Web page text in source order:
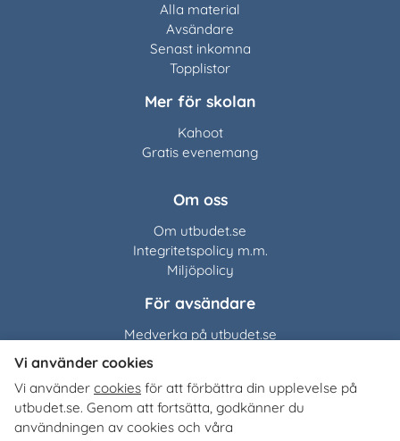
Alla material
Avsändare
Senast inkomna
Topplistor
Mer för skolan
Kahoot
Gratis evenemang
Om oss
Om utbudet.se
Integritetspolicy m.m.
Miljöpolicy
För avsändare
Medverka på utbudet.se
Utbudet.se distribuerar
organisationers, myndigheters och företags egna material
till Sveriges alla skolor, universitet och högskolor. Tjänsten
Vi använder cookies
Vi använder cookies för att förbättra din upplevelse på
utbudet.se. Genom att fortsätta, godkänner du
användningen av cookies och våra